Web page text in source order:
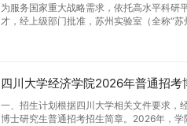
为服务国家重大战略需求，依托高水平科研
才，经上级部门批准，苏州实验室（全称“苏
目旨在选拔优秀学子，在材料及相关前沿交
国家战略发展方向，培育具备科学家素养、
统掌握学科前沿知识，能胜任高水平科学研
领军人才。二、招生安排（一）招生学科范
（0805）、化学（0703）、电子科学与技
一、招生计划根据四川大学相关文件要求，
博士研究生普通招考招生简章。2026年，